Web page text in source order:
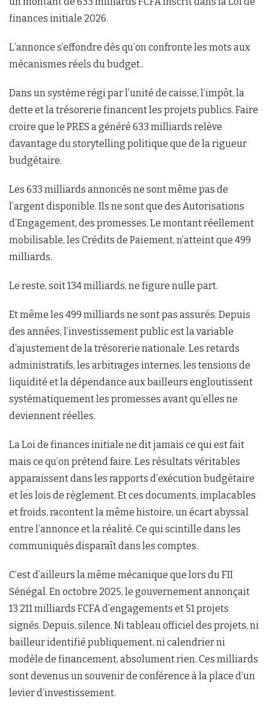
finances initiale 2026.
L’annonce s’effondre dès qu’on confronte les mots aux
mécanismes réels du budget..
Dans un système régi par l’unité de caisse, l’impôt, la
dette et la trésorerie financent les projets publics. Faire
croire que le PRES a généré 633 milliards relève
davantage du storytelling politique que de la rigueur
budgétaire.
Les 633 milliards annoncés ne sont même pas de
l’argent disponible. Ils ne sont que des Autorisations
d’Engagement, des promesses. Le montant réellement
mobilisable, les Crédits de Paiement, n’atteint que 499
milliards.
Le reste, soit 134 milliards, ne figure nulle part.
Et même les 499 milliards ne sont pas assurés. Depuis
des années, l’investissement public est la variable
d’ajustement de la trésorerie nationale. Les retards
administratifs, les arbitrages internes, les tensions de
liquidité et la dépendance aux bailleurs engloutissent
systématiquement les promesses avant qu’elles ne
deviennent réelles.
La Loi de finances initiale ne dit jamais ce qui est fait
mais ce qu’on prétend faire. Les résultats véritables
apparaissent dans les rapports d’exécution budgétaire
et les lois de règlement. Et ces documents, implacables
et froids, racontent la même histoire, un écart abyssal
entre l’annonce et la réalité. Ce qui scintille dans les
communiqués disparaît dans les comptes.
C’est d’ailleurs la même mécanique que lors du FII
Sénégal. En octobre 2025, le gouvernement annonçait
13 211 milliards FCFA d’engagements et 51 projets
signés. Depuis, silence. Ni tableau officiel des projets, ni
bailleur identifié publiquement, ni calendrier ni
modèle de financement, absolument rien. Ces milliards
sont devenus un souvenir de conférence à la place d’un
levier d’investissement.